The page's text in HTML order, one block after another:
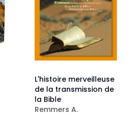
L'histoire merveilleuse
de la transmission de
la Bible
Remmers A.